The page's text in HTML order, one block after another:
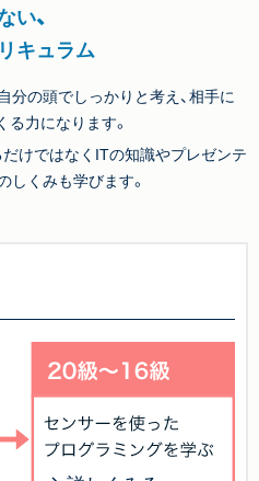
い、
キュラム
分の頭でしっかりと考え、相手に
力になります。
けではなくITの知識やプレゼンテ
しくみも学びます。